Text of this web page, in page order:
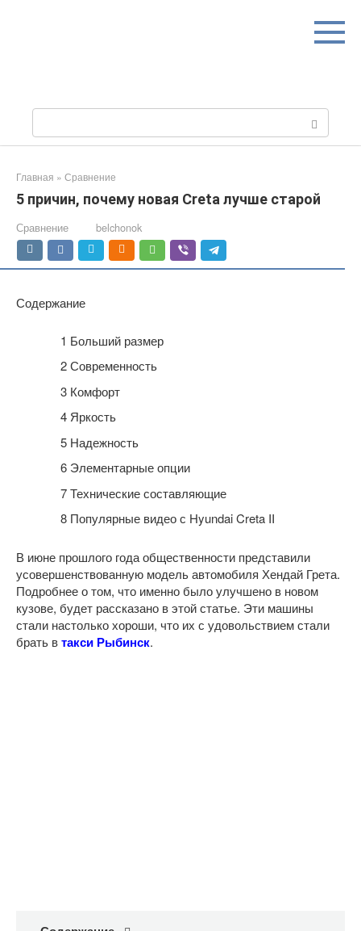
Поиск:
Главная » Сравнение
5 причин, почему новая Creta лучше старой
Сравнение belchonok
Содержание
1 Больший размер
2Современность
3 Комфорт
4 Яркость
5 Надежность
6 Элементарные опции
7Технические составляющие
8 Популярные видео с Hyundai Creta II
В июне прошлого года общественности представили
усовершенствованную модель автомобиля Хендай Грета.
Подробнее о том, что именно было улучшено в новом
кузове, будет рассказано в этой статье. Эти машины
стали настолько хороши, что их с удовольствием стали
брать втакси Рыбинск.